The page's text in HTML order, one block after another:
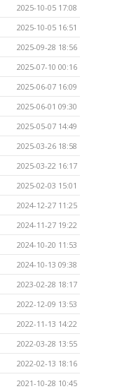
2025-10-05 17:08
2025-10-05 16:51
2025-09-28 18:56
2025-07-10 00:16
2025-06-07 16:09
2025-06-01 09:30
2025-05-07 14:49
2025-03-26 18:58
2025-03-22 16:17
2025-02-03 15:01
2024-12-27 11:25
2024-11-27 19:22
2024-10-20 11:53
2024-10-13 09:38
2023-02-28 18:17
2022-12-09 13:53
2022-11-13 14:22
2022-03-28 13:55
2022-02-13 18:16
2021-10-28 10:45